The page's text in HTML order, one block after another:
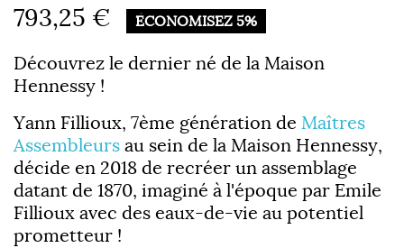
793,25 € ÉCONOMISEZ 5%
Découvrez le dernier né de la Maison
Hennessy !
Yann Fillioux, 7ème génération de Maîtres
Assembleurs au sein de la Maison Hennessy,
décide en 2018 de recréer un assemblage
datant de 1870, imaginé à l'époque par Emile
Fillioux avec des eaux-de-vie au potentiel
prometteur !